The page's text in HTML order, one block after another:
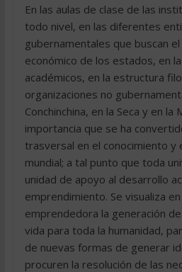
En las aulas de clase de las
todo nivel, en las diferentes
gubernamentales que buscan
económico de los estados, en
académicos, en la estructura
organizaciones no
Conchinchina, en la Seca y en la
importancia que se ha
trasversal en el conocimiento y
mundial; a tal punto que toda
unidad de apoyo al desarrollo
emprendimiento. Se visualiza
emprendedora la generación
vida para toda la humanidad,
de nuevas formas de generar
procuren la resolución de las